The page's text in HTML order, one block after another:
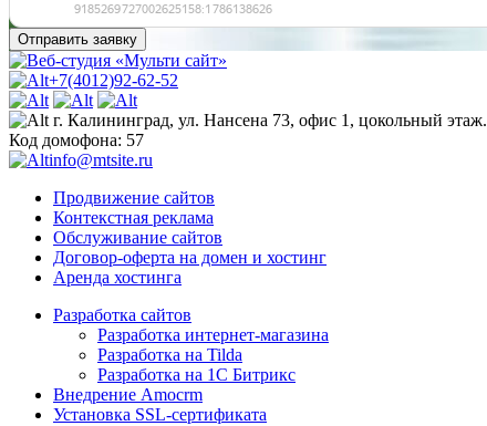
+7(4012)92-62-52
г. Калининград, ул. Нансена 73, офис 1, цокольный этаж.
Код домофона: 57
info@mtsite.ru
Продвижение сайтов
Контекстная реклама
Обслуживание сайтов
Договор-оферта на домен и хостинг
Аренда хостинга
Разработка сайтов
Разработка интернет-магазина
Разработка на Tilda
Разработка на 1С Битрикс
Внедрение Amocrm
Установка SSL-сертификата